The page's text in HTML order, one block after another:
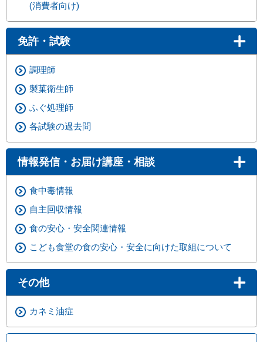
(消費者向け)
免許・試験
調理師
製菓衛生師
ふぐ処理師
各試験の過去問
情報発信・お届け講座・相談
食中毒情報
自主回収情報
食の安心・安全関連情報
こども食堂の食の安心・安全に向けた取組について
その他
カネミ油症